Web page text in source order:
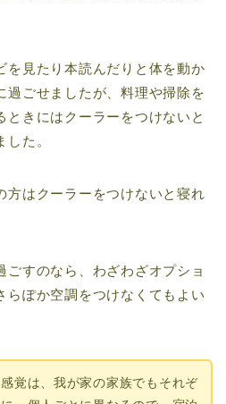
を見たり本読んだりと体を動か
過ごせましたが、料理や掃除を
ときにはクーラーをつけないと
た。
方はクーラーをつけないと寝れ
ごすのなら、わざわざオプショ
らぽか空調をつけなくてもよい
覚は、我が家の家族でもそれぞ